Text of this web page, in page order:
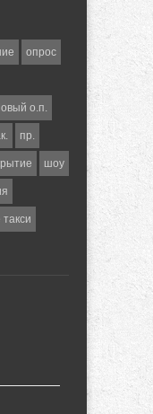
опрос
о.п.
пр.
шоу